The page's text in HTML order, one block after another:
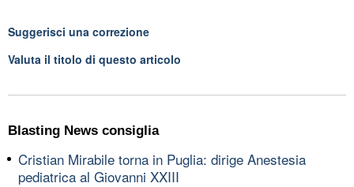
Suggerisci una correzione
Valuta il titolo di questo articolo
Blasting News consiglia
Cristian Mirabile torna in Puglia: dirige Anestesia
pediatrica al Giovanni XXIII